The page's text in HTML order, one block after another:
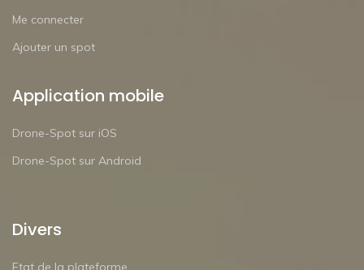
Me connecter
Ajouter un spot
Application mobile
Drone-Spot sur iOS
Drone-Spot sur Android
Divers
Etat de la plateforme